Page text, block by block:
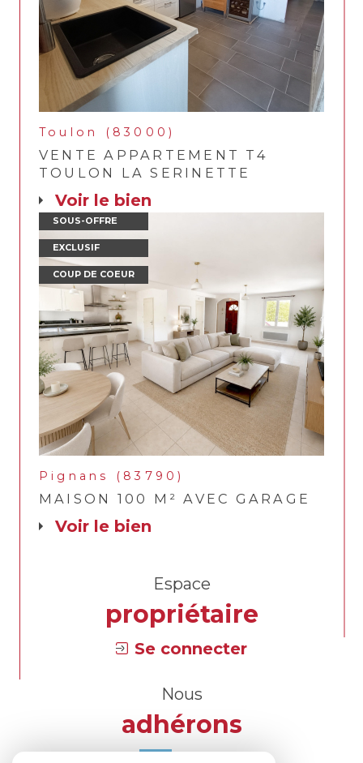
Toulon (83000)
VENTE APPARTEMENT T4
TOULON LA SERINETTE
voir le bien
SOUS-OFFRE
EXCLUSIF
COUP DE COEUR
Pignans (83790)
MAISON 100 M² AVEC GARAGE
voir le bien
Espace
propriétaire
Se connecter
Nous
adhérons